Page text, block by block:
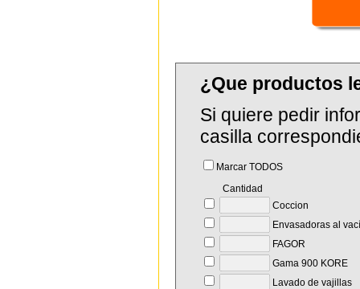
¿Que productos
Si quiere pedir
casilla
Marcar TODOS
Cantidad
Coccion
Envasadoras al
FAGOR
Gama 900 KORE
Lavado de vajillas